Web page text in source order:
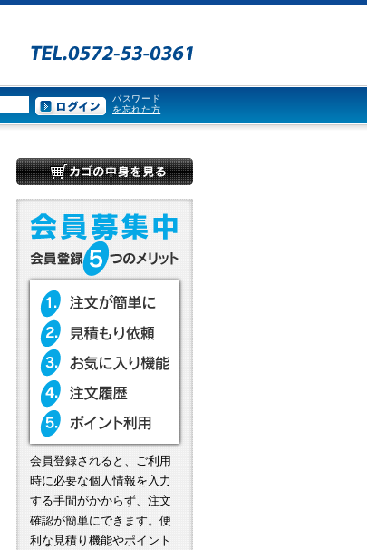
パスワード
を忘れた方
会員登録されると、ご利用
時に必要な個人情報を入力
する手間がかからず、注文
確認が簡単にできます。便
利な見積り機能やポイント